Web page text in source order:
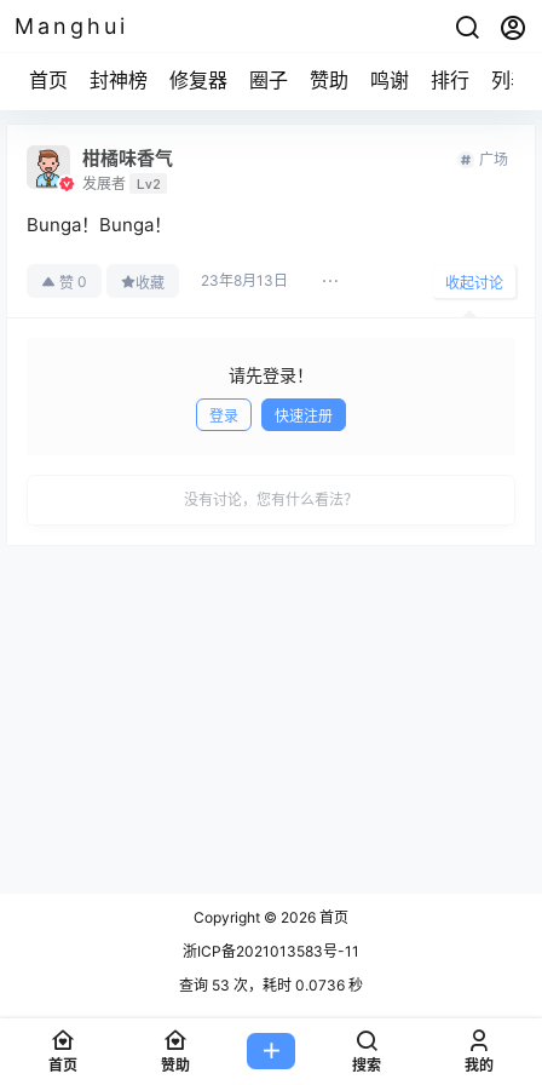
Manghui
首页 封神榜 修复器 圈子 赞助 鸣谢 排行 列表
柑橘味香气
发展者 Lv2
广场
Bunga！Bunga！
赞 0 收藏 23年8月13日 收起讨论
请先登录！
登录 快速注册
没有讨论，您有什么看法？
Copyright © 2026 首页
浙ICP备2021013583号-11
查询 53 次，耗时 0.0736 秒
首页 赞助 搜索 我的